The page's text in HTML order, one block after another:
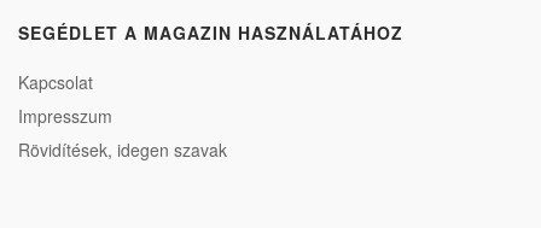
SEGÉDLET A MAGAZIN HASZNÁLATÁHOZ
Kapcsolat
Impresszum
Rövidítések, idegen szavak